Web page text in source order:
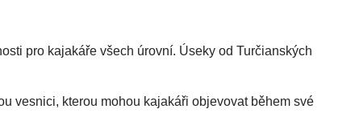
pro kajakáře všech úrovní. Úseky od Turčianských
vesnici, kterou mohou kajakáři objevovat během své